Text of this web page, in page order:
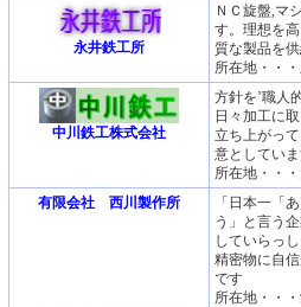
永井鉄工所
ＮＣ旋盤,マ
す。理想を
質な製品を
所在地・・
中川鉄工株式会社
方針を’職人
日々加工に
立ち上がっ
意としてい
所在地・・
有限会社 西川製作所
「日本一「
う」と言う
していらっ
精密物に自
です
所在地・・